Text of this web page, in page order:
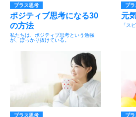
プラス思考
ポジティブ思考になる30
の方法
私たちは、ポジティブ思考という勉強
が、ぽっかり抜けている。
プ
元
「ス
プラス思考 プ